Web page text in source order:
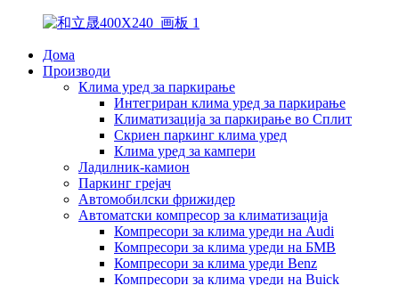
Дома
Производи
Клима уред за паркирање
Интегриран клима уред за паркирање
Климатизација за паркирање во Сплит
Скриен паркинг клима уред
Клима уред за кампери
Ладилник-камион
Паркинг грејач
Автомобилски фрижидер
Автоматски компресор за климатизација
Компресори за клима уреди на Audi
Компресори за клима уреди на БМВ
Компресори за клима уреди Benz
Компресори за клима уреди на Buick